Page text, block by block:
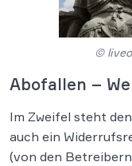
©
Abofallen –
Im Zweifel steht
auch ein
(von den